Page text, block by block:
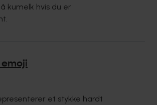
kumelk hvis du er
et stykke hardt